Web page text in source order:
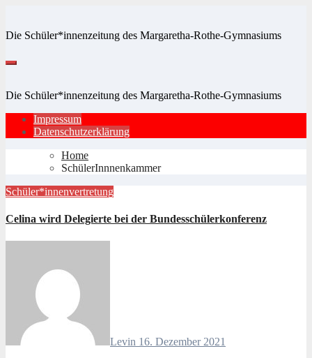
springen
Die Schüler*innenzeitung des Margaretha-Rothe-Gymnasiums
Die Schüler*innenzeitung des Margaretha-Rothe-Gymnasiums
Impressum
Datenschutzerklärung
Home
SchülerInnnenkammer
Schüler*innenvertretung
Celina wird Delegierte bei der Bundesschülerkonferenz
Levin 16. Dezember 2021